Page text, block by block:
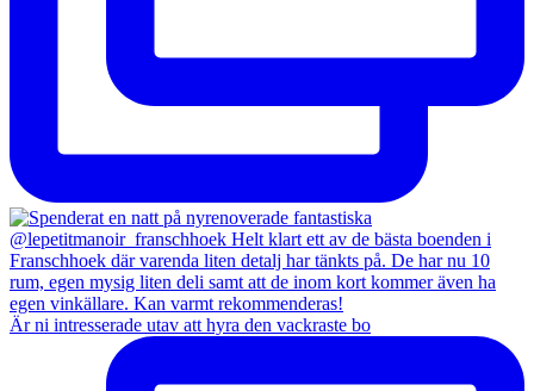
Är ni intresserade utav att hyra den vackraste bo